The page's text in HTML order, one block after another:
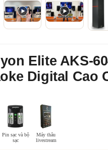
Elite AKS-
Digital Cao
Pin sạc và bộ
sạc
Máy thâu
livestream